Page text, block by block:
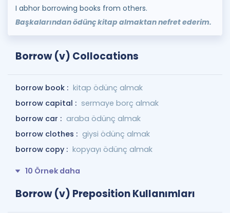
I abhor borrowing books from others.
Başkalarından ödünç kitap almaktan nefret ederim.
Borrow (v) Collocations
borrow book : kitap ödünç almak
borrow capital : sermaye borç almak
borrow car : araba ödünç almak
borrow clothes : giysi ödünç almak
borrow copy : kopyayı ödünç almak
10 Örnek daha
Borrow (v) Preposition Kullanımları